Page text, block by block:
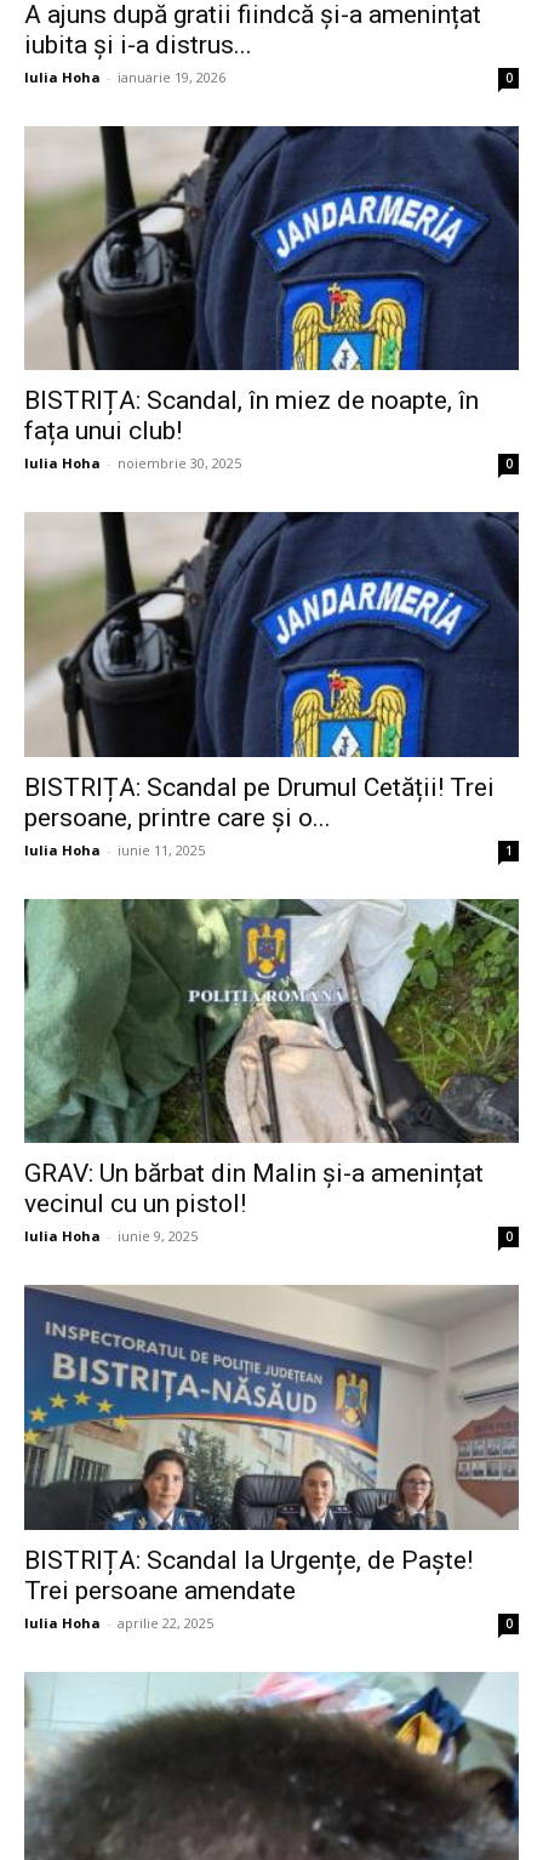
A ajuns după gratii fiindcă și-a amenințat
iubita și i-a distrus...
Iulia Hoha - ianuarie 19, 2026 0
BISTRIȚA: Scandal, în miez de noapte, în
fața unui club!
Iulia Hoha - noiembrie 30, 2025 0
BISTRIȚA: Scandal pe Drumul Cetății! Trei
persoane, printre care și o...
Iulia Hoha - iunie 11, 2025 1
GRAV: Un bărbat din Malin și-a amenințat
vecinul cu un pistol!
Iulia Hoha - iunie 9, 2025 0
BISTRIȚA: Scandal la Urgențe, de Paște!
Trei persoane amendate
Iulia Hoha - aprilie 22, 2025 0